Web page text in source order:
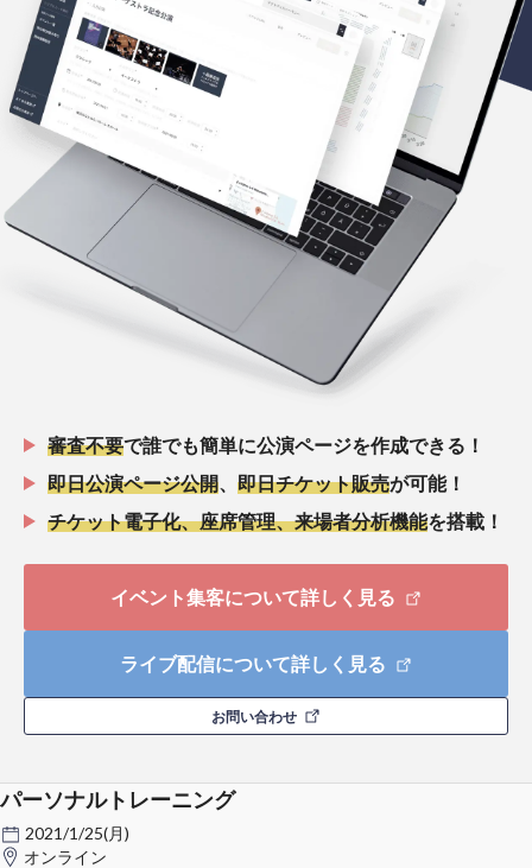
審査不要で誰でも簡単に公演ページを作成できる！
即日公演ページ公開
即日チケット販売が可能！
チケット電子化、座席管理、来場者分析機能を搭載！
イベント集客について詳しく見る
ライブ配信について詳しく見る
お問い合わせ
パーソナルトレーニング
2021/1/25(月)
オンライン